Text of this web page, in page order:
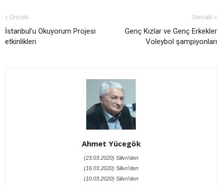
« Önceki
İstanbul’u Okuyorum Projesi
etkinlikleri
Sonraki »
Genç Kızlar ve Genç Erkekler
Voleybol şampiyonları
Ahmet Yücegök
(23.03.2020) Silivri'den
(16.03.2020) Silivri'den
(10.03.2020) Silivri'den